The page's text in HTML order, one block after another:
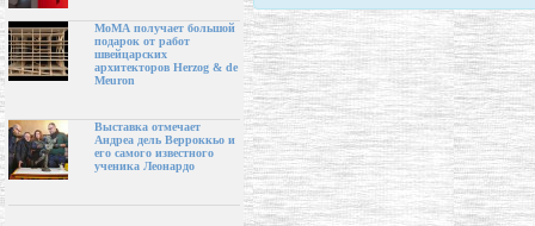
МоМА получает большой
подарок от работ
швейцарских
архитекторов Herzog & de
Meuron
Выставка отмечает
Андреа дель Верроккьо и
его самого известного
ученика Леонардо